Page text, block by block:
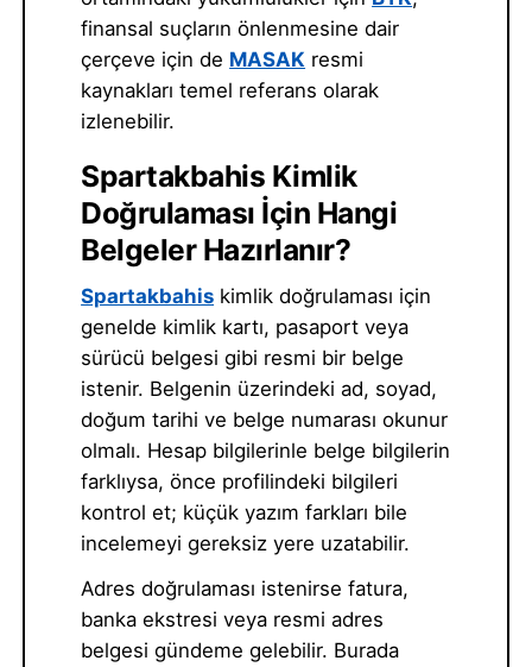
finansal suçların önlenmesine dair
çerçeve için de MASAK resmi
kaynakları temel referans olarak
izlenebilir.
Spartakbahis Kimlik
Doğrulaması İçin Hangi
Belgeler Hazırlanır?
Spartakbahis kimlik doğrulaması için
genelde kimlik kartı, pasaport veya
sürücü belgesi gibi resmi bir belge
istenir. Belgenin üzerindeki ad, soyad,
doğum tarihi ve belge numarası okunur
olmalı. Hesap bilgilerinle belge bilgilerin
farklıysa, önce profilindeki bilgileri
kontrol et; küçük yazım farkları bile
incelemeyi gereksiz yere uzatabilir.
Adres doğrulaması istenirse fatura,
banka ekstresi veya resmi adres
belgesi gündeme gelebilir. Burada